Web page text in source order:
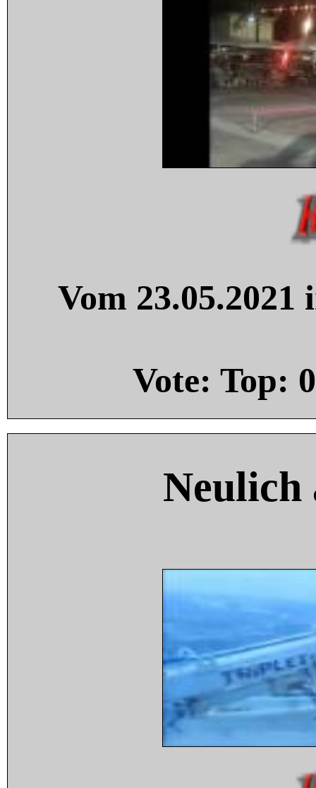
Vom
Vote: Top: 0
Neulich